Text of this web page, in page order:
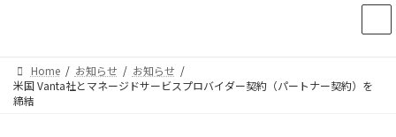
Home お知らせ
お知らせ
米国 Vanta社とマネージドサービスプロバイダー契約（パートナー契約）を
締結